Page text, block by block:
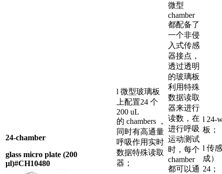
24-chamber
glass micro plate (200
µl)#CH10480
l 微型玻璃板
上配置24 个
200 uL
的 chambers ，
同时有高通量
呼吸作用实时
数据特殊读取
器；
微型
chamber
都配备了
一个非侵
入式传感
器接点，
透过透明
的玻璃板
利用特殊
数据读取
器来进行
读数，在
进行呼吸
运动测试
时，每个
chamber
都可以通
l 24-
板；
l 传
成）
24；